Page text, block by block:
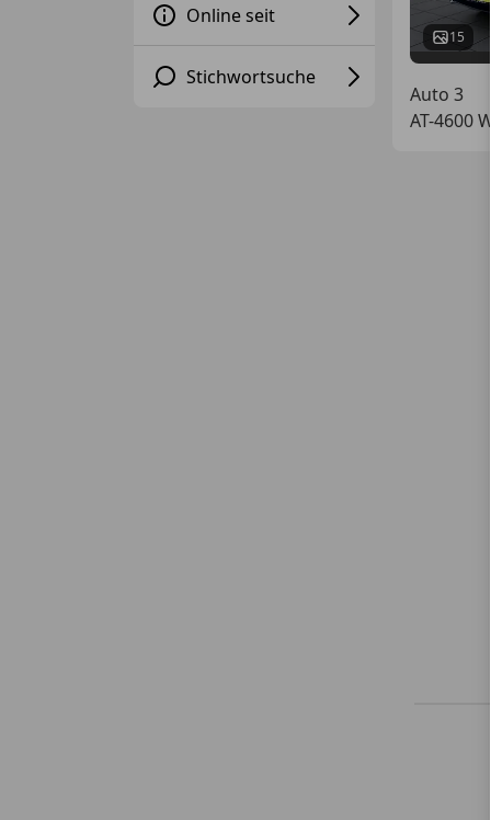
Online seit
Stichwortsuche
15
Auto 3
AT-4600